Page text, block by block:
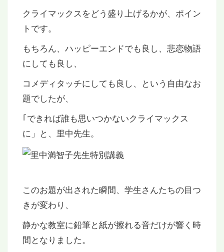
クライマックスをどう盛り上げるかが、ポイン
トです。
もちろん、ハッピーエンドでも良し、悲恋物語
にしても良し、
コメディタッチにしても良し、という自由なお
題でしたが、
｢できれば誰も思いつかないクライマックス
に」と、里中先生。
このお題が出された瞬間、学生さんたちの目つ
きが変わり、
静かな教室に鉛筆と紙が擦れる音だけが響く時
間となりました。